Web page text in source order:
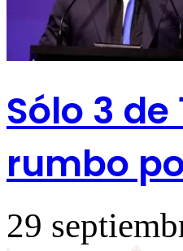
Sólo 3
rumbo
29